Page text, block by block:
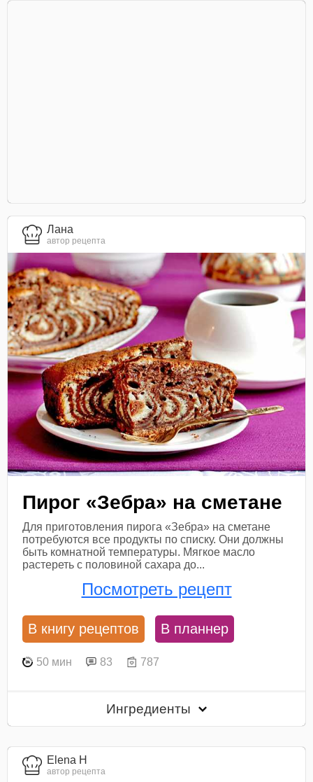
Лана
автор рецепта
Пирог «Зебра» на сметане
Для приготовления пирога «Зебра» на сметане
потребуются все продукты по списку. Они должны
быть комнатной температуры. Мягкое масло
растереть с половиной сахара до...
Посмотреть рецепт
В книгу рецептов В планнер
50 мин 83 787
Ингредиенты
Elena H
автор рецепта